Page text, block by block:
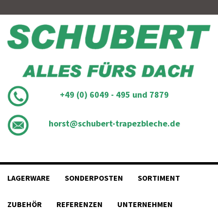
content
+49 (0) 6049 - 495 und 7879
horst@schubert-trapezbleche.de
LAGERWARE SONDERPOSTEN SORTIMENT
ZUBEHÖR REFERENZEN UNTERNEHMEN